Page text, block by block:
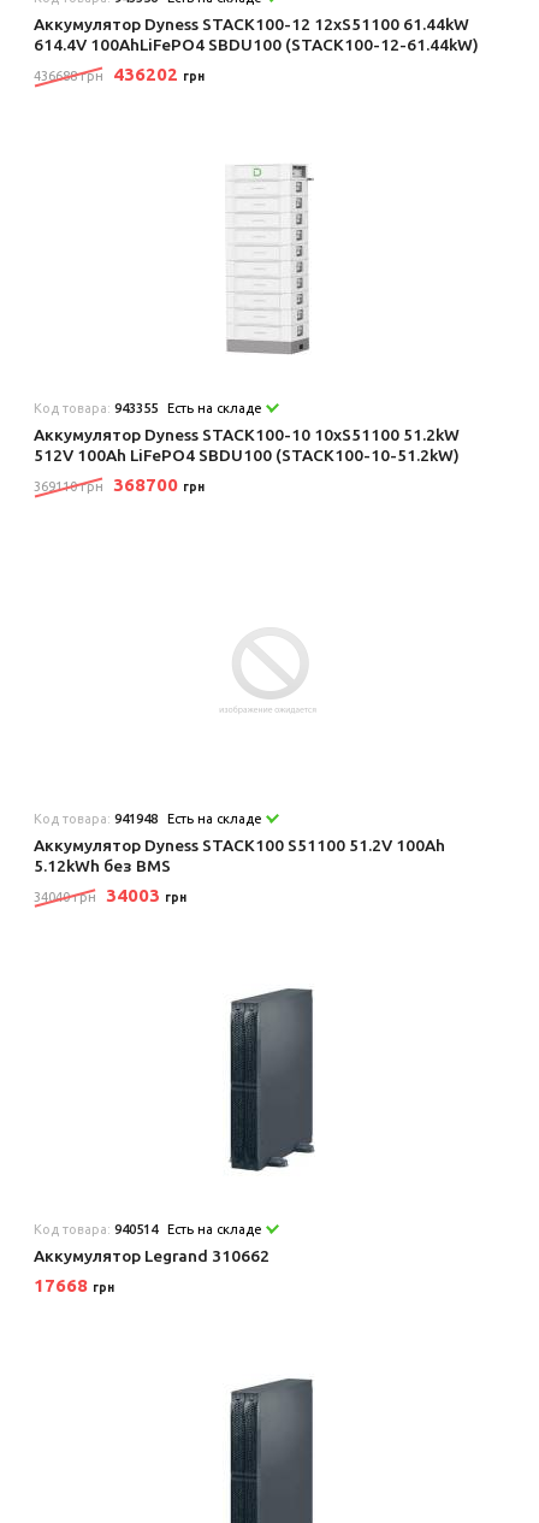
Аккумулятор Dyness STACK100-12 12xS51100 61.44kW
614.4V 100AhLiFePO4 SBDU100 (STACK100-12-61.44kW)
436688 грн 436202 грн
Код товара:943355 Есть на складе
Аккумулятор Dyness STACK100-10 10xS51100 51.2kW
512V 100Ah LiFePO4 SBDU100 (STACK100-10-51.2kW)
369110 грн 368700 грн
Код товара:941948 Есть на складе
Аккумулятор Dyness STACK100 S51100 51.2V 100Ah
5.12kWh без BMS
34040 грн 34003 грн
Код товара:940514 Есть на складе
Аккумулятор Legrand 310662
17668 грн